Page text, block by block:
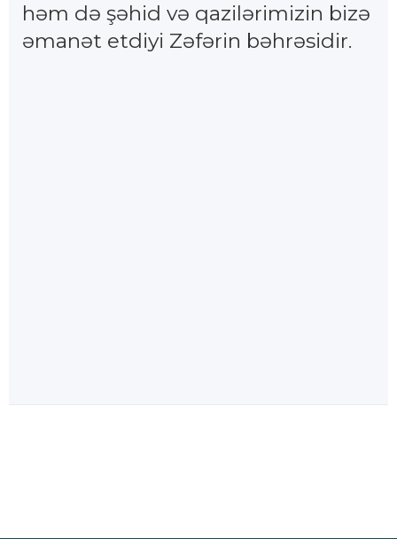
həm də şəhid və qazilərimizin bizə
əmanət etdiyi Zəfərin bəhrəsidir.